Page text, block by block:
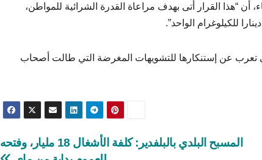
أن “هذا القرار أتى بهدف مراعاة القدرة الشرائية للمواطن،
تعرب عن إستنكارها للتشويهات المغرضة التي طالت أصحاب
المسبح البلدي بالبلفدير: كلفة الأشغال 18 مليار، وفتحه